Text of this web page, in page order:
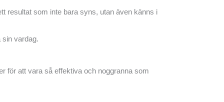
resultat som inte bara syns, utan även känns i
sin vardag.
för att vara så effektiva och noggranna som